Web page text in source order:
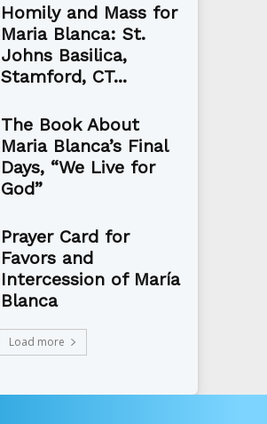
Homily and Mass for
Maria Blanca: St.
Johns Basilica,
Stamford, CT...
The Book About
Maria Blanca’s Final
Days, “We Live for
God”
Prayer Card for
Favors and
Intercession of María
Blanca
Load more